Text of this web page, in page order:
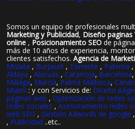
Somos un equipo de profesionales
Marketing y Publicidad, Diseño paginas
online , Posicionamiento SEO de
más de 10 años de experiencia,
clientes satisfechos.Agencia de
Mislata , Burjasot , Torrente , Paterna ,
Aldaya ,Alacuás ,Catarroja, Barcelona,
Málaga, Murcia, Palma Mallorca,
Miami : y con Servicios de: Diseño
páginas web ,Optimización de redes
redes sociales ,Asesoramiento redes
web SEO ,Gestión Adwords de google ,
, Publicidad ..etc..